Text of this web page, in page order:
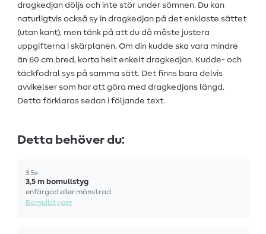
dragkedjan döljs och inte stör under sömnen. Du kan
naturligtvis också sy in dragkedjan på det enklaste sättet
(utan kant), men tänk på att du då måste justera
uppgifterna i skärplanen. Om din kudde ska vara mindre
än 60 cm bred, korta helt enkelt dragkedjan. Kudde- och
täckfodral sys på samma sätt. Det finns bara delvis
avvikelser som har att göra med dragkedjans längd.
Detta förklaras sedan i följande text.
Detta behöver du:
3.5x
3,5 m bomullstyg
enfärgad eller mönstrad
Bomullstyger